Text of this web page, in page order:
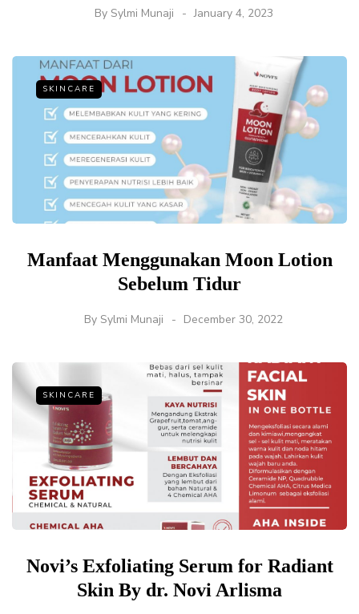
By Sylmi Munaji January 4, 2023
SKINCARE
Manfaat Menggunakan Moon Lotion
Sebelum Tidur
By Sylmi Munaji December 30, 2022
SKINCARE
Novi’s Exfoliating Serum for Radiant
Skin By dr. Novi Arlisma